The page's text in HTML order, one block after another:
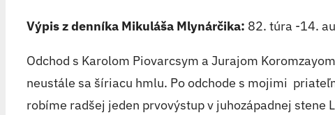
Výpis z denníka Mikuláša Mlynárčika: 82. túra -14.
Odchod s Karolom Piovarcsym a Jurajom
neustále sa šíriacu hmlu. Po odchode s mojimi
robíme radšej jeden prvovýstup v juhozápadnej stene